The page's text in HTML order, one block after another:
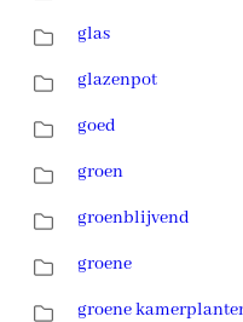
glas
glazenpot
goed
groen
groenblijvend
groene
groene